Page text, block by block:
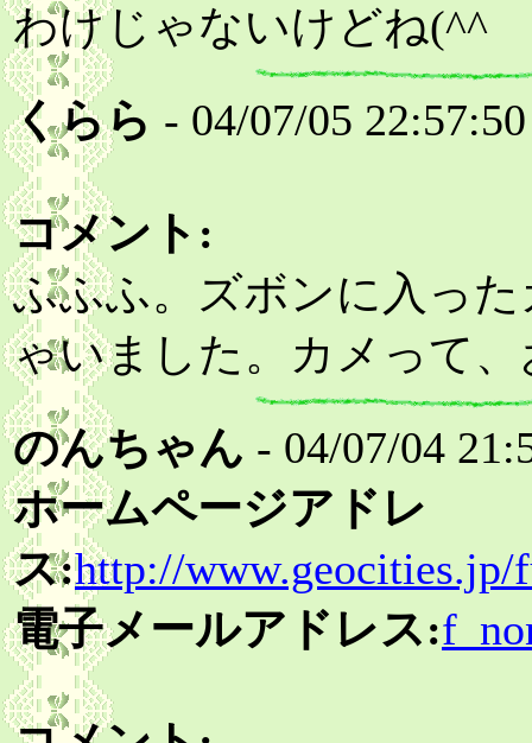
わけじゃないけどね(^^
くらら - 04/07/05 22:57:50
コメント:
ふふふ。ズボンに入っ
ゃいました。カメって
のんちゃん - 04/07/04
ホームページアドレ
ス:http://
電子メールアドレス: